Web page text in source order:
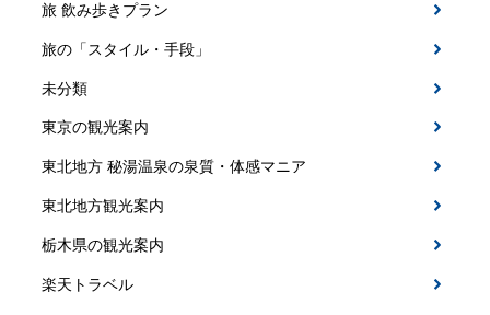
旅 飲み歩きプラン
旅の「スタイル・手段」
未分類
東京の観光案内
東北地方 秘湯温泉の泉質・体感マニア
東北地方観光案内
栃木県の観光案内
楽天トラベル